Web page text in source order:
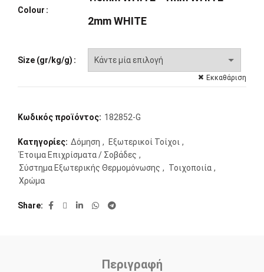
Colour
2mm WHITE
Size (gr/kg/g)
Εκκαθάριση
Κωδικός προϊόντος: 182852-G
Κατηγορίες: Δόμηση , Εξωτερικοί Τοίχοι ,
Έτοιμα Επιχρίσματα / Σοβάδες ,
Σύστημα Εξωτερικής Θερμομόνωσης , Τοιχοποιία ,
Χρώμα
Share
Περιγραφή